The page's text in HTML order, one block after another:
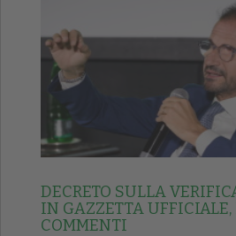
DECRETO SULLA
IN GAZZETTA
COMMENTI